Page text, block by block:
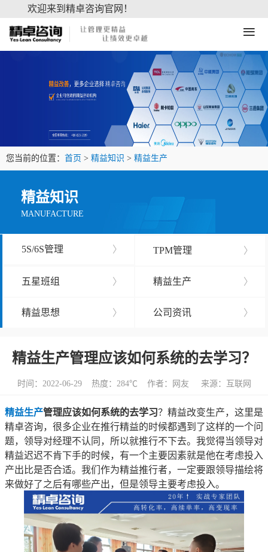
欢迎来到精卓咨询官网！
≡
您当前的位置： 首页 > 精益知识 > 精益生产
精益知识
MANUFACTURE
5S/6S管理 〉 TPM管理 〉
五星班组 〉 精益生产 〉
精益思想 〉 公司资讯 〉
精益生产管理应该如何系统的去学习？
时间：2022-06-29 热度： 284℃ 作者：网友 来源：互联网
精益生产管理应该如何系统的去学习？精益改变生产，这里是
精卓咨询，很多企业在推行精益的时候都遇到了这样的一个问
题，领导对经理不认同，所以就推行不下去。我觉得当领导对
精益迟迟不肯下手的时候，有一个主要因素就是他在考虑投入
产出比是否合适。我们作为精益推行者，一定要跟领导描绘将
来做好了之后有哪些产出，但是领导主要考虑投入。